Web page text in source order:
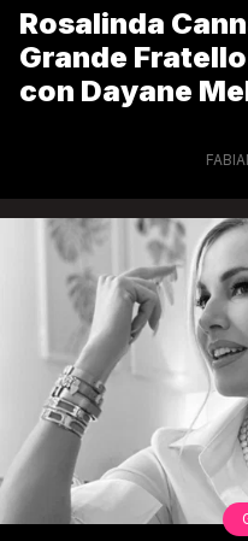
Rosalinda
Grande
con Dayane